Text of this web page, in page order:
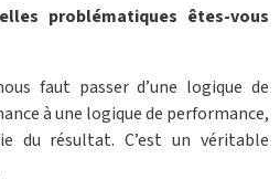
problématiques êtes-vous
faut passer d’une logique de
à une logique de performance,
du résultat. C’est un véritable